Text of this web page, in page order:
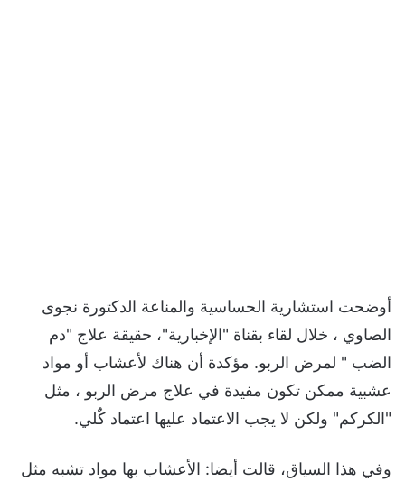
أوضحت استشارية الحساسية والمناعة الدكتورة نجوى
الصاوي ، خلال لقاء بقناة "الإخبارية"، حقيقة علاج "دم
الضب " لمرض الربو. مؤكدة أن هناك لأعشاب أو مواد
عشبية ممكن تكون مفيدة في علاج مرض الربو ، مثل
"الكركم" ولكن لا يجب الاعتماد عليها اعتماد كٌلي.
وفي هذا السياق، قالت أيضا: الأعشاب بها مواد تشبه مثل